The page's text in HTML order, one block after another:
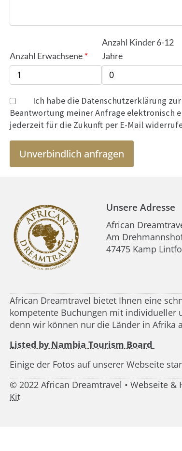
Anzahl Erwachsene
Anzahl Kinder 6-12
Jahre
Ich habe die Datenschutzerklärung
Beantwortung meiner Anfrage elektronisch
jederzeit für die Zukunft per E-Mail
Unverbindlich anfragen
Unsere Adresse
African
Am
47475 Kamp
African Dreamtravel bietet Ihnen eine
kompetente Buchungen mit individueller
denn wir können nur die Länder in Afrika
Listed by Nambia Tourism Board
Einige der Fotos auf unserer Webseite
© 2022 African Dreamtravel • Webseite
Kit